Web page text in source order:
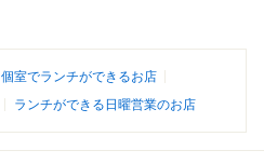
個室でランチができるお店
ランチができる日曜営業のお店